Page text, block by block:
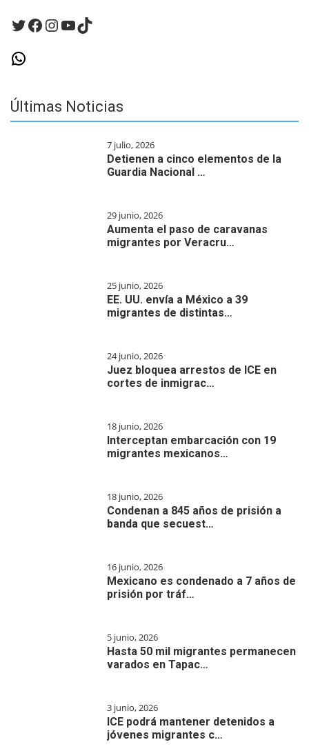
Twitter
Facebook
Instagram
YouTube
TikTok
WhatsApp
Últimas Noticias
7 julio, 2026
Detienen a cinco elementos de la
Guardia Nacional …
29 junio, 2026
Aumenta el paso de caravanas
migrantes por Veracru…
25 junio, 2026
EE. UU. envía a México a 39
migrantes de distintas…
24 junio, 2026
Juez bloquea arrestos de ICE en
cortes de inmigrac…
18 junio, 2026
Interceptan embarcación con 19
migrantes mexicanos…
18 junio, 2026
Condenan a 845 años de prisión a
banda que secuest…
16 junio, 2026
Mexicano es condenado a 7 años de
prisión por tráf…
5 junio, 2026
Hasta 50 mil migrantes permanecen
varados en Tapac…
3 junio, 2026
ICE podrá mantener detenidos a
jóvenes migrantes c…